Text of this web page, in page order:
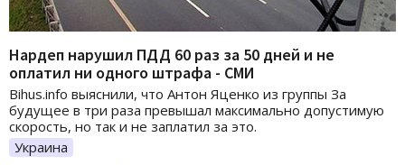
Нардеп нарушил ПДД 60 раз за 50 дней и не
оплатил ни одного штрафа - СМИ
Bihus.info выяснили, что Антон Яценко из группы За
будущее в три раза превышал максимально допустимую
скорость, но так и не заплатил за это.
Украина